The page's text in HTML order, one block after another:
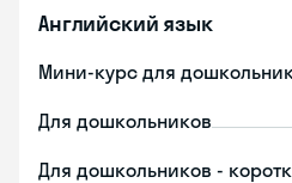
Английский язык
Мини-курс для
Для дошкольников
Для дошкольников -